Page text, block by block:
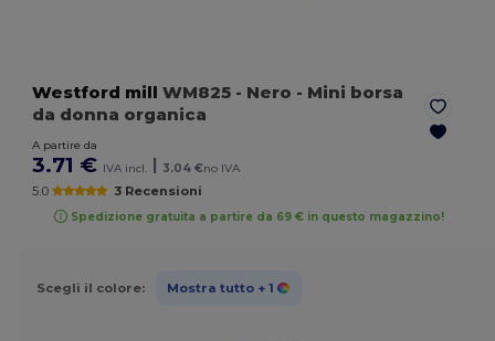
Westford mill WM825 - Nero - Mini borsa
da donna organica
A partire da
3.71 € IVA incl. | 3.04 €no IVA
5.0 3 Recensioni
Spedizione gratuita a partire da 69 € in questo magazzino!
Scegli il colore: Mostra tutto + 1